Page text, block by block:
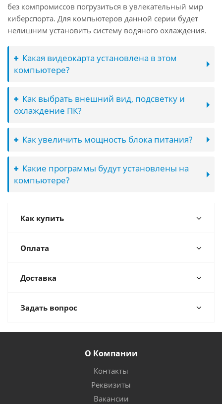
без компромиссов погрузиться в увлекательный мир
киберспорта. Для компьютеров данной серии будет
нелишним установить систему водяного охлаждения.
Какая видеокарта установлена в этом
компьютере?
Как выбрать внешний вид, подсветку и
охлаждение ПК?
Как увеличить мощность блока питания?
Какие программы будут установлены на
компьютере?
Как купить
Оплата
Доставка
Задать вопрос
О Компании
Контакты
Реквизиты
Вакансии